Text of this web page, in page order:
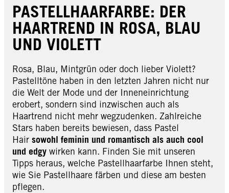
PASTELLHAARFARBE: DER
HAARTREND IN ROSA, BLAU
UND VIOLETT
Rosa, Blau, Mintgrün oder doch lieber Violett?
Pastelltöne haben in den letzten Jahren nicht nur
die Welt der Mode und der Inneneinrichtung
erobert, sondern sind inzwischen auch als
Haartrend nicht mehr wegzudenken. Zahlreiche
Stars haben bereits bewiesen, dass Pastel
Hair sowohl feminin und romantisch als auch cool
und edgy wirken kann. Finden Sie mit unseren
Tipps heraus, welche Pastellhaarfarbe Ihnen steht,
wie Sie Pastellhaare färben und diese am besten
pflegen.